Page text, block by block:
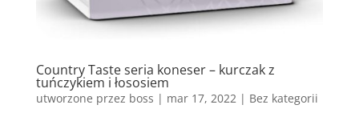
Country Taste seria koneser – kurczak z
tuńczykiem i łososiem
utworzone przez boss | mar 17, 2022| Bez kategorii